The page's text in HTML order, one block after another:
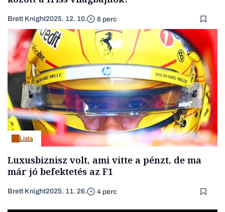
Brett Knight2025. 12. 10. 6 perc
Lista
Luxusbiznisz volt, ami vitte a pénzt, de ma
már jó befektetés az F1
Brett Knight2025. 11. 26. 4 perc